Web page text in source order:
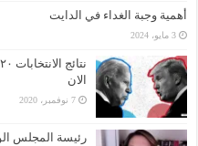
أهمية وجبة الغداء في الدايت
3 مايو، 2024
الان
7 نوفمبر، 2020
رئيسة المجلس